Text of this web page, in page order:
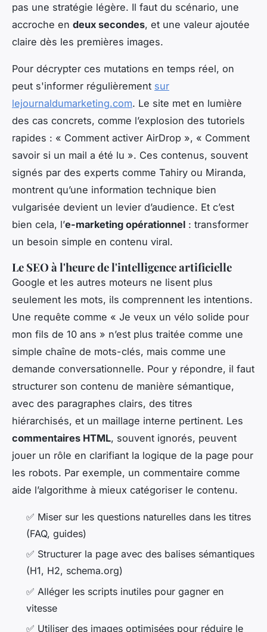
pas une stratégie légère. Il faut du scénario, une
accroche en deux secondes, et une valeur ajoutée
claire dès les premières images.
Pour décrypter ces mutations en temps réel, on
peut s'informer régulièrement sur
lejournaldumarketing.com. Le site met en lumière
des cas concrets, comme l’explosion des tutoriels
rapides : « Comment activer AirDrop », « Comment
savoir si un mail a été lu ». Ces contenus, souvent
signés par des experts comme Tahiry ou Miranda,
montrent qu’une information technique bien
vulgarisée devient un levier d’audience. Et c’est
bien cela, l’e-marketing opérationnel : transformer
un besoin simple en contenu viral.
Le SEO à l'heure de l'intelligence artificielle
Google et les autres moteurs ne lisent plus
seulement les mots, ils comprennent les intentions.
Une requête comme « Je veux un vélo solide pour
mon fils de 10 ans » n’est plus traitée comme une
simple chaîne de mots-clés, mais comme une
demande conversationnelle. Pour y répondre, il faut
structurer son contenu de manière sémantique,
avec des paragraphes clairs, des titres
hiérarchisés, et un maillage interne pertinent. Les
commentaires HTML, souvent ignorés, peuvent
jouer un rôle en clarifiant la logique de la page pour
les robots. Par exemple, un commentaire comme
aide l’algorithme à mieux catégoriser le contenu.
✅ Miser sur les questions naturelles dans les titres
(FAQ, guides)
✅ Structurer la page avec des balises sémantiques
(H1, H2, schema.org)
✅ Alléger les scripts inutiles pour gagner en
vitesse
✅ Utiliser des images optimisées pour réduire le